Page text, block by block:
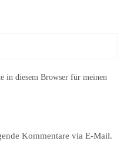
in diesem Browser für meinen
Kommentare via E-Mail.